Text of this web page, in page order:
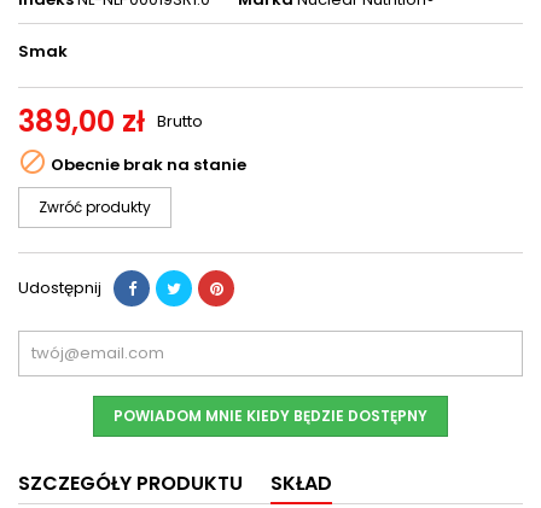
Smak
389,00 zł Brutto
 Obecnie brak na stanie
Zwróć produkty
Udostępnij
POWIADOM MNIE KIEDY BĘDZIE DOSTĘPNY
SZCZEGÓŁY PRODUKTU SKŁAD